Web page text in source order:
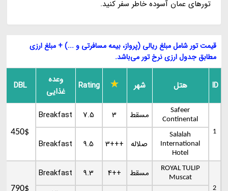
تورهای عمان آسوده خاطر سفر کنید.
قیمت تور شامل مبلغ ریالی (پرواز، بیمه مسافرتی و ...) + مبلغ ارزی
مطابق جدول ارزی نرخ تور می‌باشد.
ID هتل شهر Rating
وعده
غذایی
DBL
1
Safeer
Continental
مسقط 3
7.5
Breakfast
450$
Salalah
International
Hotel
صلاله 3+++
9.5
Breakfast
2
ROYAL TULIP
Muscat
مسقط 4++
9.3
Breakfast
790$